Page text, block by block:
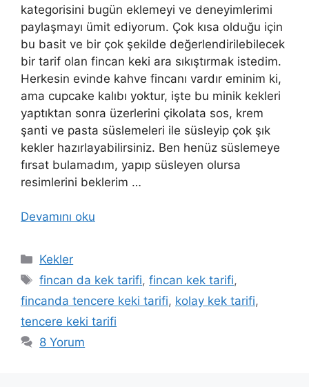
kategorisini bugün eklemeyi ve deneyimlerimi
paylaşmayı ümit ediyorum. Çok kısa olduğu için
bu basit ve bir çok şekilde değerlendirilebilecek
bir tarif olan fincan keki ara sıkıştırmak istedim.
Herkesin evinde kahve fincanı vardır eminim ki,
ama cupcake kalıbı yoktur, işte bu minik kekleri
yaptıktan sonra üzerlerini çikolata sos, krem
şanti ve pasta süslemeleri ile süsleyip çok şık
kekler hazırlayabilirsiniz. Ben henüz süslemeye
fırsat bulamadım, yapıp süsleyen olursa
resimlerini beklerim …
Devamını oku
Kategoriler
Kekler
Etiketler
fincan da kek tarifi,fincan kek tarifi,
fincanda tencere keki tarifi, kolay kek tarifi,
tencere keki tarifi
8 Yorum